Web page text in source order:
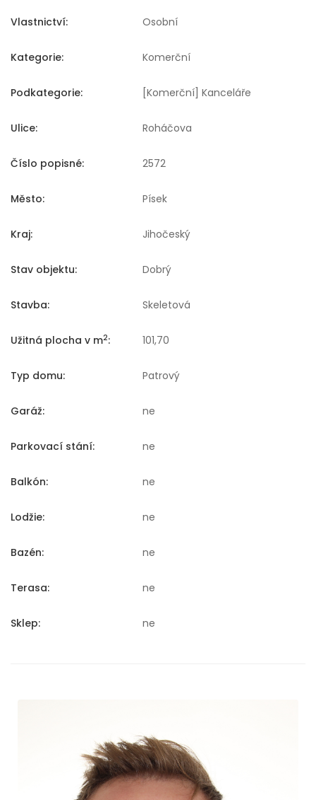
Vlastnictví: Osobní
Kategorie: Komerční
Podkategorie: [Komerční] Kanceláře
Ulice: Roháčova
Číslo popisné: 2572
Město: Písek
Kraj: Jihočeský
Stav objektu: Dobrý
Stavba: Skeletová
Užitná plocha v m2: 101,70
Typ domu: Patrový
Garáž: ne
Parkovací stání: ne
Balkón: ne
Lodžie: ne
Bazén: ne
Terasa: ne
Sklep: ne